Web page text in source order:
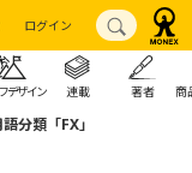
ログイン
デザイン 連載 著者 商
分類「FX」